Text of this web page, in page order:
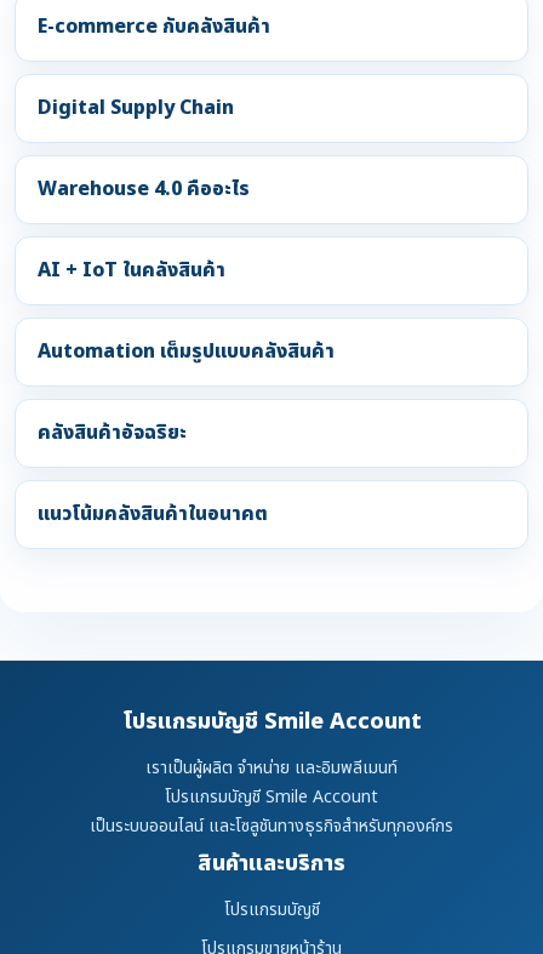
E-commerce กับคลังสินค้า
Digital Supply Chain
Warehouse 4.0 คืออะไร
AI + IoT ในคลังสินค้า
Automation เต็มรูปแบบคลังสินค้า
คลังสินค้าอัจฉริยะ
แนวโน้มคลังสินค้าในอนาคต
โปรแกรมบัญชี Smile Account
เราเป็นผู้ผลิต จำหน่าย และอิมพลีเมนท์
โปรแกรมบัญชี Smile Account
เป็นระบบออนไลน์ และโซลูชันทางธุรกิจสำหรับทุกองค์กร
สินค้าและบริการ
โปรแกรมบัญชี
โปรแกรมขายหน้าร้าน